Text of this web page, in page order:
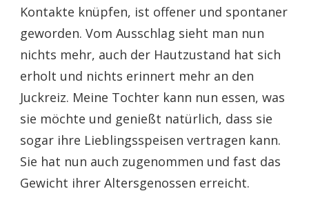
Kontakte knüpfen, ist offener und spontaner
geworden. Vom Ausschlag sieht man nun
nichts mehr, auch der Hautzustand hat sich
erholt und nichts erinnert mehr an den
Juckreiz. Meine Tochter kann nun essen, was
sie möchte und genießt natürlich, dass sie
sogar ihre Lieblingsspeisen vertragen kann.
Sie hat nun auch zugenommen und fast das
Gewicht ihrer Altersgenossen erreicht.